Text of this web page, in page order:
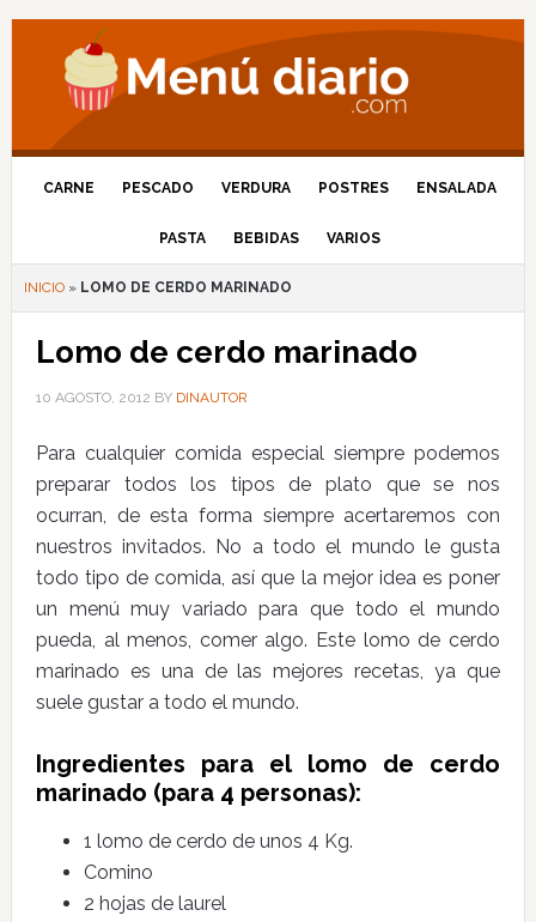
CARNE PESCADO VERDURA POSTRES ENSALADA
PASTA BEBIDAS VARIOS
INICIO» LOMO DE CERDO MARINADO
Lomo de cerdo marinado
10 AGOSTO, 2012 BY DINAUTOR
Para cualquier comida especial siempre podemos
preparar todos los tipos de plato que se nos
ocurran, de esta forma siempre acertaremos con
nuestros invitados. No a todo el mundo le gusta
todo tipo de comida, así que la mejor idea es poner
un menú muy variado para que todo el mundo
pueda, al menos, comer algo. Este lomo de cerdo
marinado es una de las mejores recetas, ya que
suele gustar a todo el mundo.
Ingredientes para el lomo de cerdo
marinado (para 4 personas):
1 lomo de cerdo de unos 4 Kg.
Comino
2 hojas de laurel